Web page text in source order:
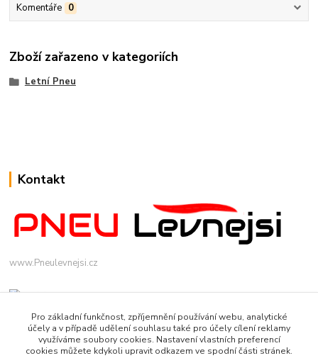
Komentáře 0
Zboží zařazeno v kategoriích
Letní Pneu
Kontakt
www.Pneulevnejsi.cz
info(a)pneulevnejsi.cz
Pro základní funkčnost, zpříjemnění používání webu, analytické
účely a v případě udělení souhlasu také pro účely cílení reklamy
využíváme soubory cookies. Nastavení vlastních preferencí
cookies můžete kdykoli upravit odkazem ve spodní části stránek.